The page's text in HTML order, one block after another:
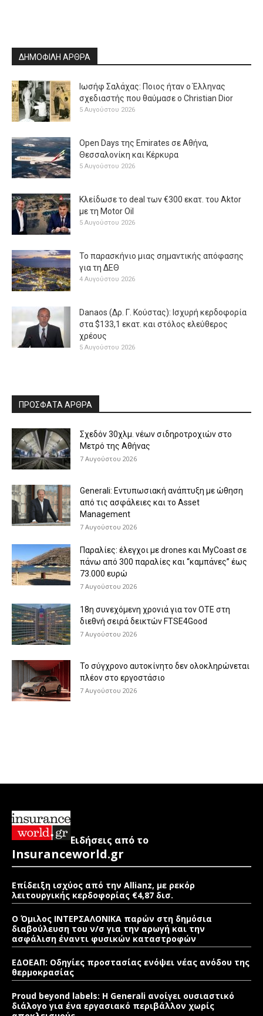
ΔΗΜΟΦΙΛΗ ΑΡΘΡΑ
Ιωσήφ Σαλάχας: Ποιος ήταν ο Έλληνας
σχεδιαστής που θαύμασε ο Christian Dior
5 Αυγούστου 2026
Open Days της Emirates σε Αθήνα,
Θεσσαλονίκη και Κέρκυρα
5 Αυγούστου 2026
Κλείδωσε το deal των €300 εκατ. του Aktor
με τη Μotor Oil
5 Αυγούστου 2026
Το παρασκήνιο μιας σημαντικής απόφασης
για τη ΔΕΘ
4 Αυγούστου 2026
Danaos (Δρ. Γ. Κούστας): Ισχυρή κερδοφορία
στα $133,1 εκατ. και στόλος ελεύθερος
χρέους
5 Αυγούστου 2026
ΠΡΟΣΦΑΤΑ ΑΡΘΡΑ
Σχεδόν 30χλμ. νέων σιδηροτροχιών στο
Μετρό της Αθήνας
7 Αυγούστου 2026
Generali: Eντυπωσιακή ανάπτυξη με ώθηση
από τις ασφάλειες και το Asset
Management
7 Αυγούστου 2026
Παραλίες: έλεγχοι με drones και MyCoast σε
πάνω από 300 παραλίες και “καμπάνες” έως
73.000 ευρώ
7 Αυγούστου 2026
18η συνεχόμενη χρονιά για τον ΟΤΕ στη
διεθνή σειρά δεικτών FTSE4Good
7 Αυγούστου 2026
Το σύγχρονο αυτοκίνητο δεν ολοκληρώνεται
πλέον στο εργοστάσιο
7 Αυγούστου 2026
Ειδήσεις από το
Insuranceworld.gr
Επίδειξη ισχύος από την Allianz, με ρεκόρ
λειτουργικής κερδοφορίας €4,87 δισ.
Ο Όμιλος ΙΝΤΕΡΣΑΛΟΝΙΚΑ παρών στη δημόσια
διαβούλευση του ν/σ για την αρωγή και την
ασφάλιση έναντι φυσικών καταστροφών
ΕΔΟΕΑΠ: Οδηγίες προστασίας ενόψει νέας ανόδου της
θερμοκρασίας
Proud beyond labels: Η Generali ανοίγει ουσιαστικό
διάλογο για ένα εργασιακό περιβάλλον χωρίς